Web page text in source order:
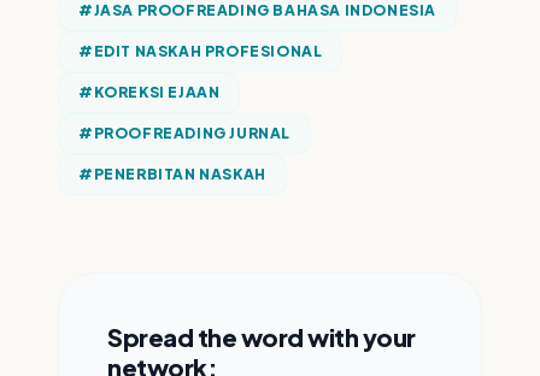
#JASA PROOFREADING BAHASA INDONESIA
# EDIT NASKAH PROFESIONAL
# KOREKSI EJAAN
# PROOFREADING JURNAL
# PENERBITAN NASKAH
Spread the word with your
network: